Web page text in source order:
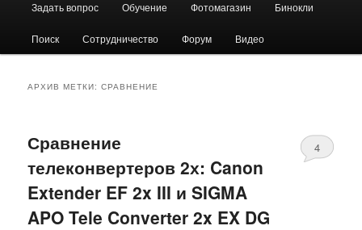
к
основному
содержимому
к
дополнительному
содержимому
Задать вопрос Обучение Фотомагазин Бинокли
Поиск Сотрудничество Форум Видео
АРХИВ МЕТКИ:СРАВНЕНИЕ
Сравнение
телеконвертеров 2х: Canon
Extender EF 2x III и SIGMA
APO Tele Converter 2x EX DG
4